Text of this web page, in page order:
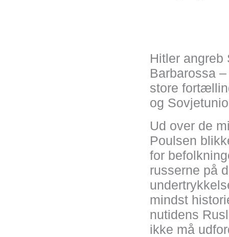
Hitler angreb
Barbarossa
store
og
Ud over de
Poulsen
for
russerne på
mindst
nutidens
ikke må